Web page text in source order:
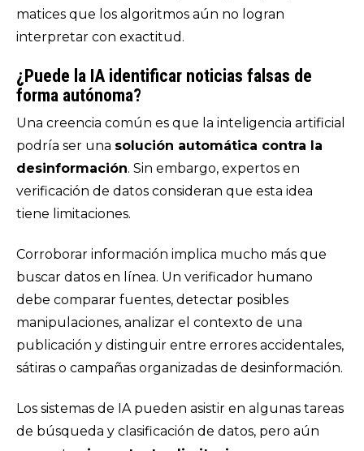
matices que los algoritmos aún no logran
interpretar con exactitud.
¿Puede la IA identificar noticias falsas de
forma autónoma?
Una creencia común es que la inteligencia artificial
podría ser una solución automática contra la
desinformación. Sin embargo, expertos en
verificación de datos consideran que esta idea
tiene limitaciones.
Corroborar información implica mucho más que
buscar datos en línea. Un verificador humano
debe comparar fuentes, detectar posibles
manipulaciones, analizar el contexto de una
publicación y distinguir entre errores accidentales,
sátiras o campañas organizadas de desinformación.
Los sistemas de IA pueden asistir en algunas tareas
de búsqueda y clasificación de datos, pero aún